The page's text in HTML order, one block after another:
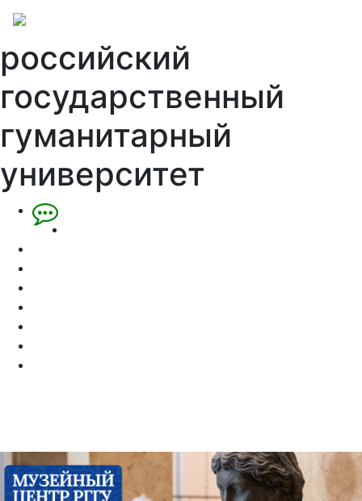
российский
государственный
гуманитарный
университет